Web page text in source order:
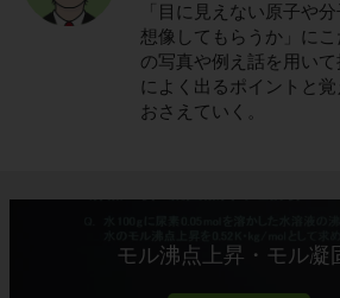
「目に見えない原子や
想像してもらうか」に
の写真や例え話を用い
によく出るポイントと
おさえていく。
モル沸点上昇・モル凝